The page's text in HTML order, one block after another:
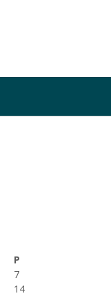
P
7
14